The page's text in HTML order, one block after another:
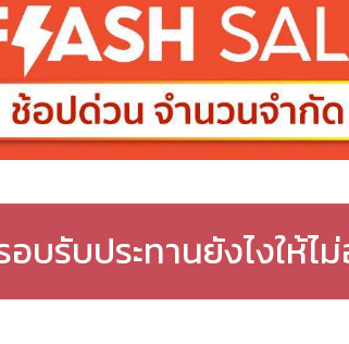
บรับประทานยังไงให้ไ